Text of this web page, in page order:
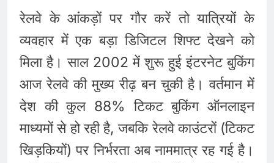
रेलवे के आंकड़ों पर गौर करें तो यात्रियों के
व्यवहार में एक बड़ा डिजिटल शिफ्ट देखने को
मिला है। साल 2002 में शुरू हुई इंटरनेट बुकिंग
आज रेलवे की मुख्य रीढ़ बन चुकी है। वर्तमान में
देश की कुल 88% टिकट बुकिंग ऑनलाइन
माध्यमों से हो रही है, जबकि रेलवे काउंटरों (टिकट
खिड़कियों) पर निर्भरता अब नाममात्र रह गई है।